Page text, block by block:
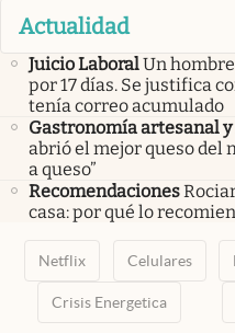
Actualidad
Juicio LaboralUn
por 17 días. Se justifica
tenía correo acumulado
Gastronomía artesanal y
abrió el mejor queso del
a queso”
Recomendaciones
casa: por qué lo
Netflix Celulares
Crisis Energetica